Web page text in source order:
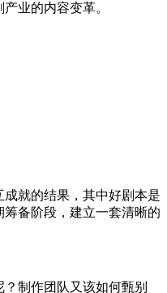
业的内容变革。
就的结果，其中好剧本是
备阶段，建立一套清晰的
制作团队又该如何甄别